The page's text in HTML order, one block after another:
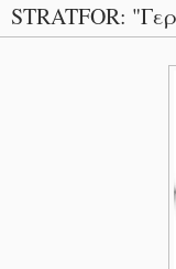
STRATFOR: